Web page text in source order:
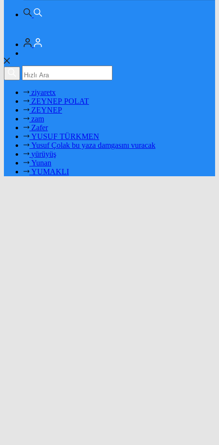
ziyaretx
ZEYNEP POLAT
ZEYNEP
zam
Zafer
YUSUF TÜRKMEN
Yusuf Çolak bu yaza damgasını vuracak
yürüyüş
Yunan
YUMAKLI